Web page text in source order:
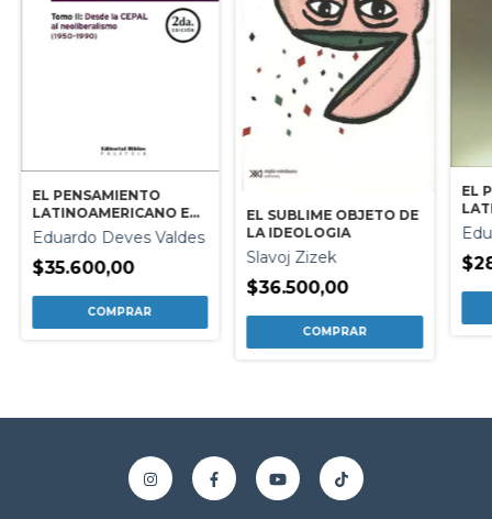
EL PENSAMIENTO
LATINOAMERICANO EN
EL SIGLO XX - TOMO II
Eduardo Deves Valdes
$35.600,00
EL SUBLIME OBJETO DE
LA IDEOLOGIA
Slavoj Zizek
$36.500,00
EL
EL